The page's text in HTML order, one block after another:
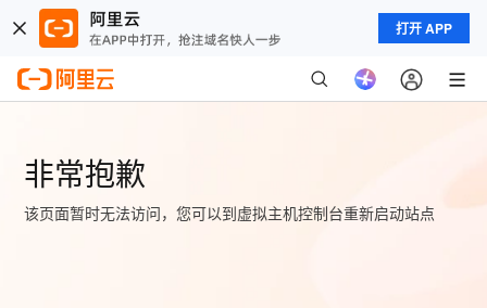
打开 APP
非常抱歉
该页面暂时无法访问，您可以到虚拟主机控制台重新启动站点